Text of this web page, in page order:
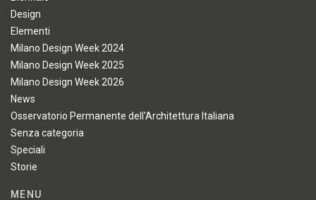
Design
Elementi
Milano Design Week 2024
Milano Design Week 2025
Milano Design Week 2026
News
Osservatorio Permanente dell'Architettura Italiana
Senza categoria
Speciali
Storie
MENU